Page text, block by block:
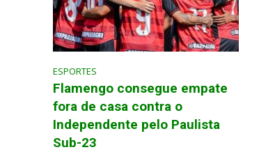
ESPORTES
Flamengo consegue empate
fora de casa contra o
Independente pelo Paulista
Sub-23